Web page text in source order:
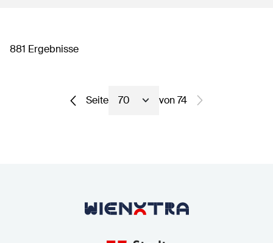
881 Ergebnisse
Seite
Seite auswählen von 74 Keine weiteren
Zurück zur Startseite